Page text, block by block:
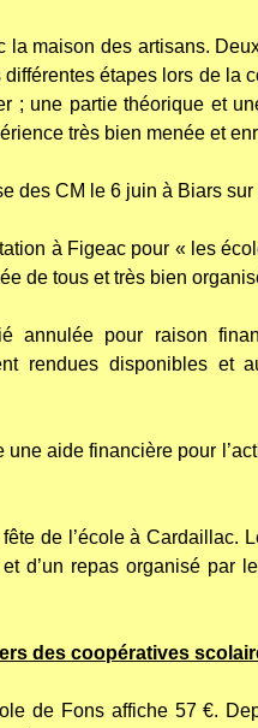
la maison des artisans.
différentes étapes lors de la
; une partie théorique et
très bien menée et
des CM le 6 juin à Biars sur
à Figeac pour « les
de tous et très bien
annulée pour raison
rendues disponibles et
une aide financière pour
de l’école à Cardaillac.
d’un repas organisé par
des coopératives
de Fons affiche 57 €.